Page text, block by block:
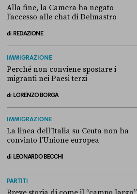
Alla fine, la Camera ha negato
l’accesso alle chat di Delmastro
di REDAZIONE
IMMIGRAZIONE
Perché non conviene spostare i
migranti nei Paesi terzi
di LORENZO BORGA
IMMIGRAZIONE
La linea dell’Italia su Ceuta non ha
convinto l’Unione europea
di LEONARDO BECCHI
PARTITI